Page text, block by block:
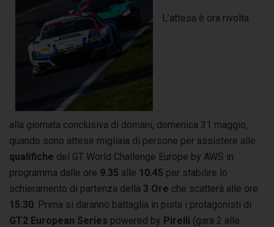
L’attesa è ora rivolta
alla giornata conclusiva di domani, domenica 31 maggio,
quando sono attese migliaia di persone per assistere alle
qualifiche del GT World Challenge Europe by AWS in
programma dalle ore 9.35 alle 10.45 per stabilire lo
schieramento di partenza della 3 Ore che scatterà alle ore
15.30 . Prima si daranno battaglia in pista i protagonisti di
GT2 European Series powered by Pirelli (gara 2 alle